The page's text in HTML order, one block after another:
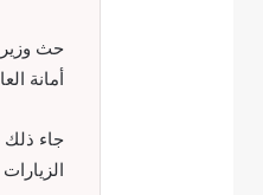
حث
أمانة
جاء ذلك